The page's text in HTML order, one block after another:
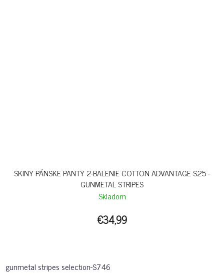
SKINY PÁNSKE PANTY 2-BALENIE COTTON ADVANTAGE S25 -
GUNMETAL STRIPES
Skladom
€34,99
gunmetal stripes selection-S746